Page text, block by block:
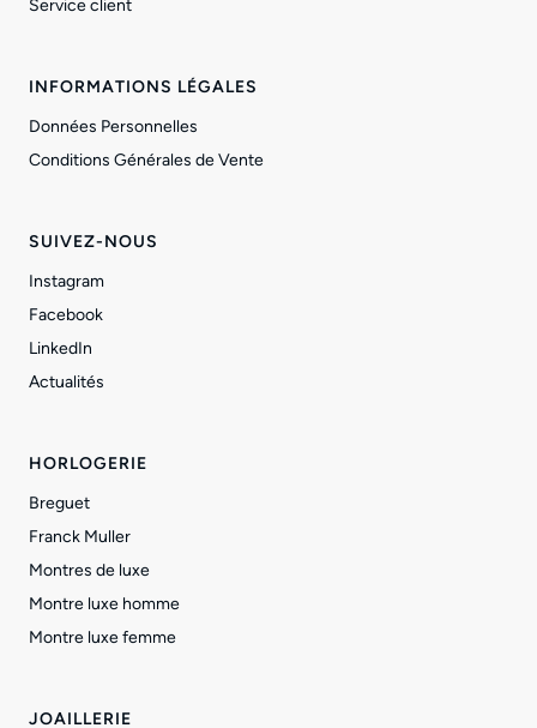
Service client
INFORMATIONS LÉGALES
Données Personnelles
Conditions Générales de Vente
SUIVEZ-NOUS
Instagram
Facebook
LinkedIn
Actualités
HORLOGERIE
Breguet
Franck Muller
Montres de luxe
Montre luxe homme
Montre luxe femme
JOAILLERIE